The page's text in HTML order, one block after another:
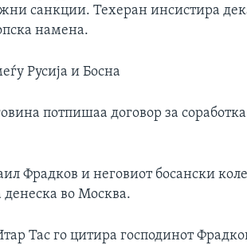
санкции. Техеран инсистира
намена.
Русија и Босна
потпишаа договор за
Фрадков и неговиот босански
денеска во Москва.
Тас го цитира господинот